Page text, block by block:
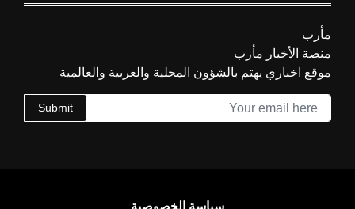
مأرب
منصة الأخبار مأرب
موقع اخباري يهتم بالشؤون المحلية والعربية والعالمية
Submit